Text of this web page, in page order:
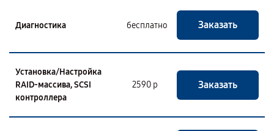
Диагностика бесплатно Заказать
Установка/Настройка
RAID-массива, SCSI
контроллера
2590 р Заказать